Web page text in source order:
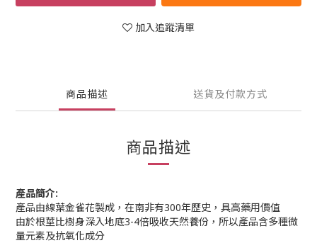
加入追蹤清單
商品描述 送貨及付款方式
商品描述
產品簡介:
產品由線葉金雀花製成，在南非有300年歷史，具高藥用價值
由於根莖比樹身深入地底3-4倍吸收天然養份，所以產品含多種微
量元素及抗氧化成分